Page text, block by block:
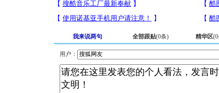
我来说两句 全部跟贴(0条) 精华区(0
用户：